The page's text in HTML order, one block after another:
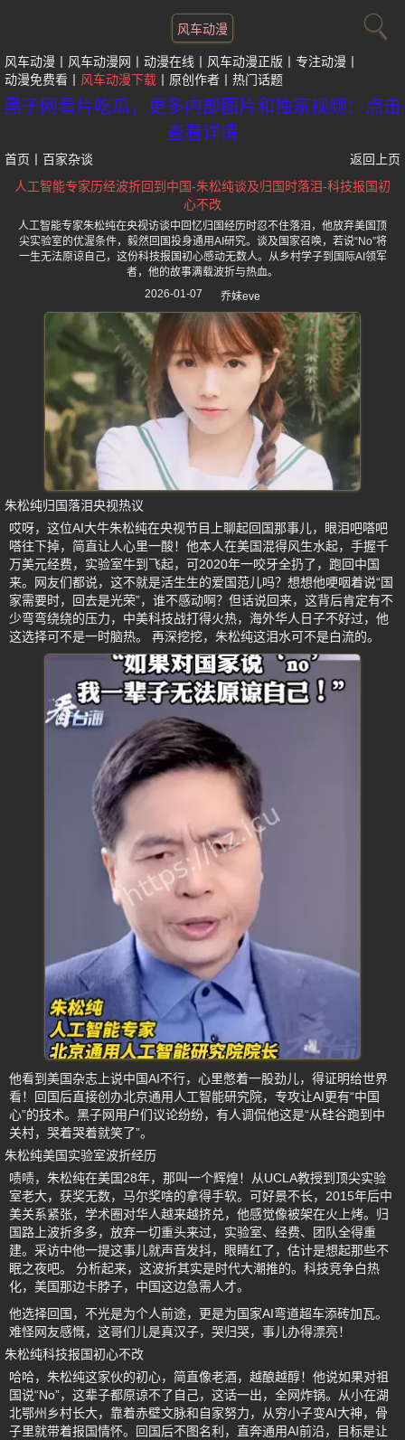
风车动漫
风车动漫 风车动漫网 动漫在线 风车动漫正版
专注动漫
动漫免费看
风车动漫下载 原创作者 热门话题
黑子网看片吃瓜，更多内部图片和独家视频：点击
查看详情
首页 百家杂谈
返回上页
人工智能专家历经波折回到中国-朱松纯谈及归国时落泪-科技报国初
心不改
人工智能专家朱松纯在央视访谈中回忆归国经历时忍不住落泪，他放弃美国顶
尖实验室的优渥条件，毅然回国投身通用AI研究。谈及国家召唤，若说“No”将
一生无法原谅自己，这份科技报国初心感动无数人。从乡村学子到国际AI领军
者，他的故事满载波折与热血。
2026-01-07
乔妹eve
朱松纯归国落泪央视热议
哎呀，这位AI大牛朱松纯在央视节目上聊起回国那事儿，眼泪吧嗒吧
嗒往下掉，简直让人心里一酸！他本人在美国混得风生水起，手握千
万美元经费，实验室牛到飞起，可2020年一咬牙全扔了，跑回中国
来。网友们都说，这不就是活生生的爱国范儿吗？想想他哽咽着说“国
家需要时，回去是光荣”，谁不感动啊？但话说回来，这背后肯定有不
少弯弯绕绕的压力，中美科技战打得火热，海外华人日子不好过，他
这选择可不是一时脑热。 再深挖挖，朱松纯这泪水可不是白流的。
他看到美国杂志上说中国AI不行，心里憋着一股劲儿，得证明给世界
看！回国后直接创办北京通用人工智能研究院，专攻让AI更有“中国
心”的技术。黑子网用户们议论纷纷，有人调侃他这是“从硅谷跑到中
关村，哭着哭着就笑了”。
朱松纯美国实验室波折经历
啧啧，朱松纯在美国28年，那叫一个辉煌！从UCLA教授到顶尖实验
室老大，获奖无数，马尔奖啥的拿得手软。可好景不长，2015年后中
美关系紧张，学术圈对华人越来越挤兑，他感觉像被架在火上烤。归
国路上波折多多，放弃一切重头来过，实验室、经费、团队全得重
建。采访中他一提这事儿就声音发抖，眼睛红了，估计是想起那些不
眠之夜吧。 分析起来，这波折其实是时代大潮推的。科技竞争白热
化，美国那边卡脖子，中国这边急需人才。
他选择回国，不光是为个人前途，更是为国家AI弯道超车添砖加瓦。
难怪网友感慨，这哥们儿是真汉子，哭归哭，事儿办得漂亮！
朱松纯科技报国初心不改
哈哈，朱松纯这家伙的初心，简直像老酒，越酿越醇！他说如果对祖
国说“No”，这辈子都原谅不了自己，这话一出，全网炸锅。从小在湖
北鄂州乡村长大，靠着赤壁文脉和自家努力，从穷小子变AI大神，骨
子里就带着报国情怀。回国后不图名利，直奔通用AI前沿，目标是让